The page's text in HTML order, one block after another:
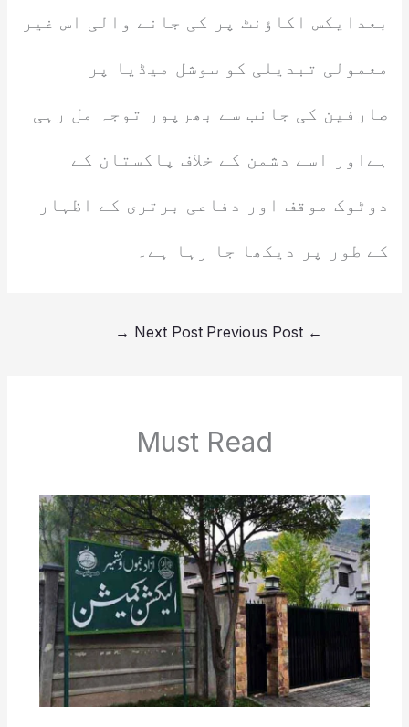
بعدایکس اکاؤنٹ پر کی جانے والی اس غیر
معمولی تبدیلی کو سوشل میڈیا پر
صارفین کی جانب سے بھرپور توجہ مل رہی
ہےاور اسے دشمن کے خلاف پاکستان کے
دوٹوک موقف اور دفاعی برتری کے اظہار
کے طور پر دیکھا جا رہا ہے۔
←
Next Post
→
Must Read